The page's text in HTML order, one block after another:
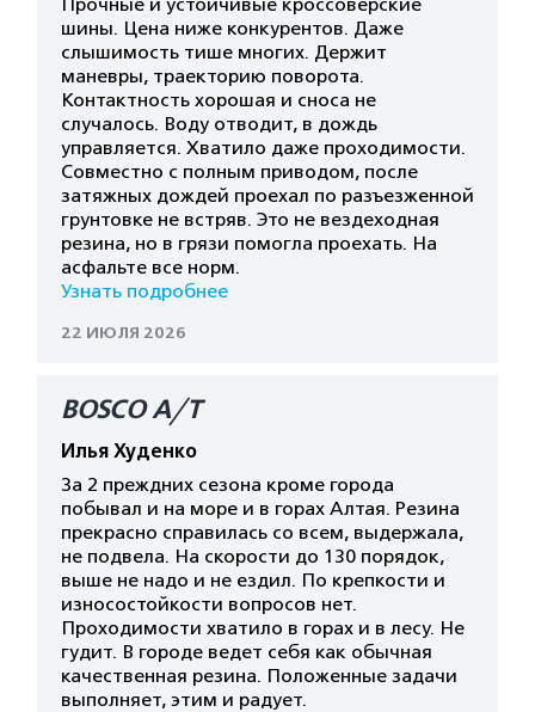
Прочные и устойчивые кроссоверские
шины. Цена ниже конкурентов. Даже
слышимость тише многих. Держит
маневры, траекторию поворота.
Контактность хорошая и сноса не
случалось. Воду отводит, в дождь
управляется. Хватило даже проходимости.
Совместно с полным приводом, после
затяжных дождей проехал по разъезженной
грунтовке не встряв. Это не вездеходная
резина, но в грязи помогла проехать. На
асфальте все норм.
Узнать подробнее
22 ИЮЛЯ 2026
BOSCO A/T
Илья Худенко
За 2 преждних сезона кроме города
побывал и на море и в горах Алтая. Резина
прекрасно справилась со всем, выдержала,
не подвела. На скорости до 130 порядок,
выше не надо и не ездил. По крепкости и
износостойкости вопросов нет.
Проходимости хватило в горах и в лесу. Не
гудит. В городе ведет себя как обычная
качественная резина. Положенные задачи
выполняет, этим и радует.